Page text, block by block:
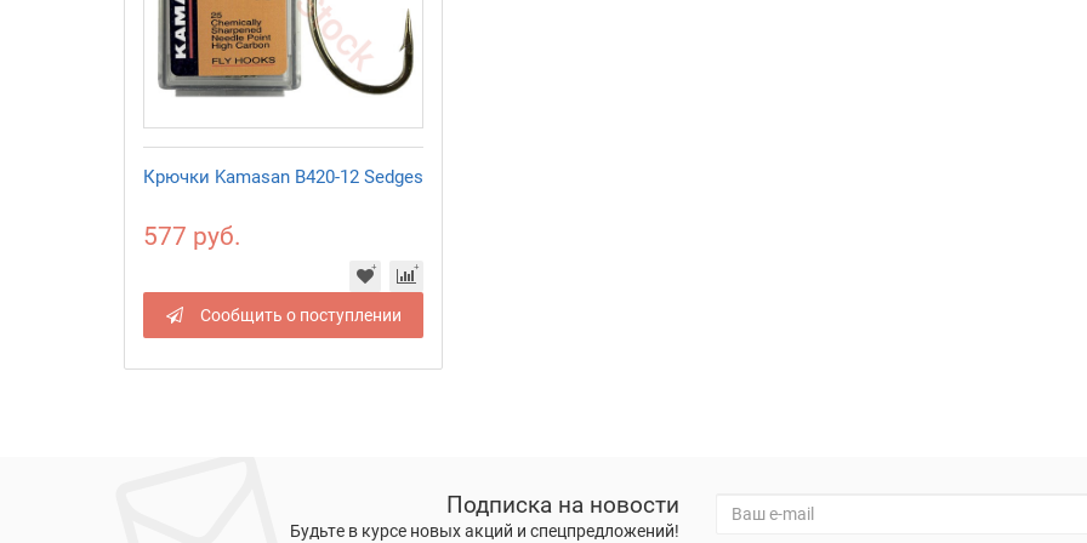
Крючки Kamasan B420-12 Sedges
577 руб.
Сообщить о поступлении
Подписка на новости
Будьте в курсе новых акций и спецпредложений!